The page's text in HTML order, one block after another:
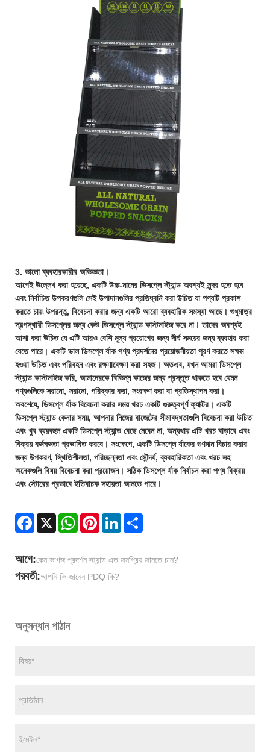
3. ভালো ব্যবহারকারীর অভিজ্ঞতা।
আগেই উল্লেখ করা হয়েছে, একটি উচ্চ-মানের ডিসপ্লে স্ট্যান্ড অবশ্যই সুন্দর হতে হবে
এবং নির্বাচিত উপকরণগুলি সেই উপাদানগুলির প্রতিধ্বনি করা উচিত যা পণ্যটি প্রকাশ
করতে চায়৷ উপরন্তু, বিবেচনা করার জন্য একটি আরো ব্যবহারিক সমস্যা আছে। শুধুমাত্র
স্বল্পস্থায়ী ডিসপ্লের জন্য কেউ ডিসপ্লে স্ট্যান্ড কাস্টমাইজ করে না। তাদের অবশ্যই
আশা করা উচিত যে এটি আরও বেশি মূল্য প্রয়োগের জন্য দীর্ঘ সময়ের জন্য ব্যবহার করা
যেতে পারে। একটি ভাল ডিসপ্লে র্যাক পণ্য প্রদর্শনের প্রয়োজনীয়তা পূরণ করতে সক্ষম
হওয়া উচিত এবং পরিবহন এবং রক্ষণাবেক্ষণ করা সহজ। অতএব, যখন আমরা ডিসপ্লে
স্ট্যান্ড কাস্টমাইজ করি, আমাদেরকে বিভিন্ন কাজের জন্য প্রস্তুত থাকতে হবে যেমন
পণ্যগুলিকে সরানো, সরানো, পরিষ্কার করা, সংরক্ষণ করা বা প্রতিস্থাপন করা।
অবশেষে, ডিসপ্লে র্যাক বিবেচনা করার সময় খরচ একটি গুরুত্বপূর্ণ ফ্যাক্টর। একটি
ডিসপ্লে স্ট্যান্ড কেনার সময়, আপনার নিজের বাজেটের সীমাবদ্ধতাগুলি বিবেচনা করা উচিত
এবং খুব ব্যয়বহুল একটি ডিসপ্লে স্ট্যান্ড বেছে নেবেন না, অন্যথায় এটি খরচ বাড়াবে এবং
বিক্রয় কর্মক্ষমতা প্রভাবিত করবে। সংক্ষেপে, একটি ডিসপ্লে র্যাকের গুণমান বিচার করার
জন্য উপকরণ, স্থিতিশীলতা, পরিচ্ছন্নতা এবং সৌন্দর্য, ব্যবহারিকতা এবং খরচ সহ
অনেকগুলি বিষয় বিবেচনা করা প্রয়োজন। সঠিক ডিসপ্লে র্যাক নির্বাচন করা পণ্য বিক্রয়
এবং স্টোরের প্রভাবে ইতিবাচক সহায়তা আনতে পারে।
Facebook
X WhatsAppPinterestLinkedIn
আগে:কেন কাগজ প্রদর্শন স্ট্যান্ড এত জনপ্রিয় জানতে চান?
পরবর্তী:আপনি কি জানেন PDQ কি?
অনুসন্ধান পাঠান